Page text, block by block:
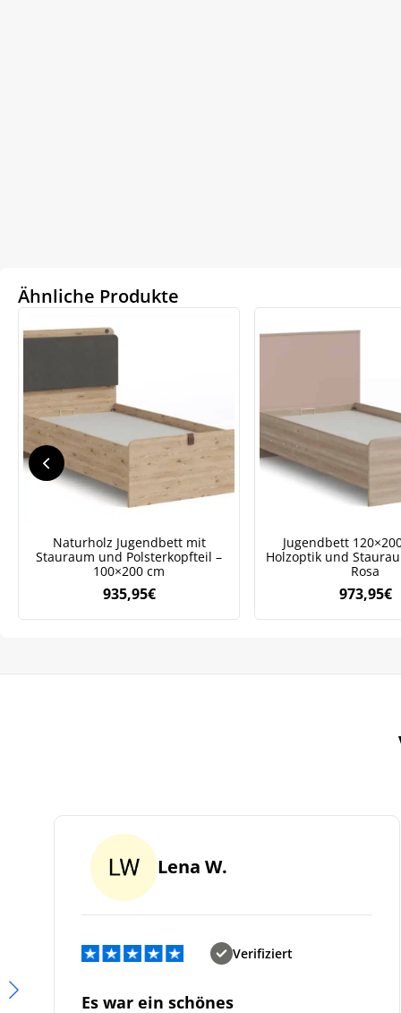
Ähnliche Produkte
Naturholz Jugendbett mit
Stauraum und Polsterkopfteil –
100×200 cm
935,95€
Jugendbett
Holzoptik und
Rosa
973,95€
Lena W.
Verifiziert
Es war ein schönes